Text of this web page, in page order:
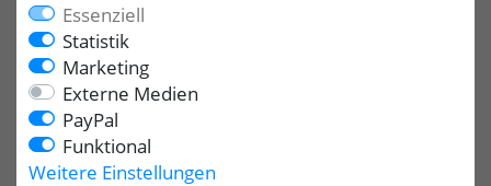
Essenziell
Statistik
Marketing
Externe Medien
PayPal
Funktional
Weitere Einstellungen